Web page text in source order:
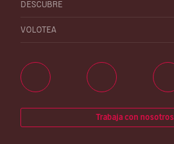
DESCUBRE
VOLOTEA
Trabaja con nosotros